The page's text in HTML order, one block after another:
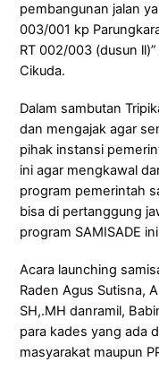
pembangunan jalan
003/001 kp
RT 002/003 (dusun
Cikuda.
Dalam sambutan
dan mengajak agar
pihak instansi
ini agar mengkawal
program pemerintah
bisa di pertanggung
program SAMISADE
Acara launching
Raden Agus Sutisna,
SH,.MH danramil,
para kades yang ada
masyarakat maupun